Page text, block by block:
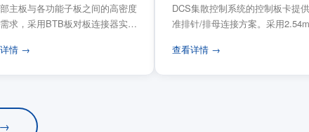
主板与各功能子板之间的高密度
求，采用BTB板对板连接器实现
情 →
DCS集散控制系统的控制板卡提
准排针/排母连接方案。采用
查看详情 →
→